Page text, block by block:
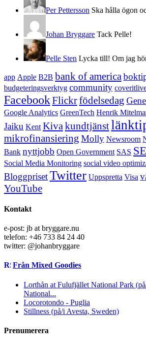
Per Pettersson Ska hålla ögon
Johan Bryggare Tack Pelle!
Pelle Sten Lycka till! Om jag
app Apple B2B bank of america
budgeteringsverktyg community
FacebookFlickrfödelsedag
Google Analytics GreenTech Henrik
Jaiku Kent Kiva kundtjänst
mikrofinansiering Molly Newsroom
Bank nyttjobb Open Government SAS
Social Media Monitoring social video
BloggprisetTwitter Uppspretta Visa
YouTube
Kontakt
e-post: jb at bryggare.nu
telefon: +46 733 84 24 40
twitter: @johanbryggare
Från Mixed Goodies
Lorthån at Fulufjället National Park
National...
Locorotondo - Puglia
Stillness (på/i Avesta, Sweden)
Prenumerera